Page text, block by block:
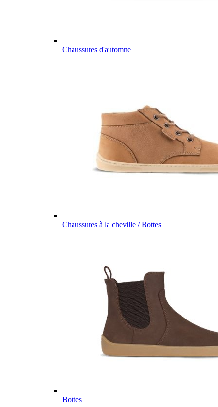
Chaussures d'automne
Chaussures à la cheville / Bottes
Bottes